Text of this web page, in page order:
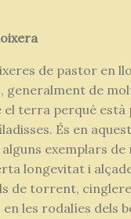
de pastor en
generalment de
el terra perquè està
És en
exemplars de
longevitat i
de torrent,
en les rodalíes dels